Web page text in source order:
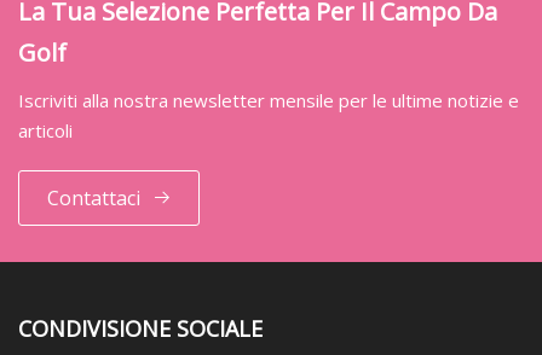
La Tua Selezione Perfetta Per Il Campo Da
Golf
Iscriviti alla nostra newsletter mensile per le ultime notizie e
articoli
Contattaci
CONDIVISIONE SOCIALE